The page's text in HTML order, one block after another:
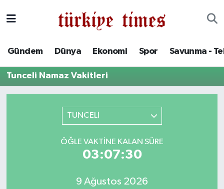
Gündem Dünya Ekonomi Spor Savunma -
Tunceli Namaz Vakitleri
TUNCELİ
ÖĞLE VAKTINE KALAN SÜRE
03:07:30
9 Ağustos 2026
Ekonomi
Savunma - Teknoloji
Süper Lig Puan Durumu ve Fikstür
Tüm Manşetler
Son Dakika Haberleri